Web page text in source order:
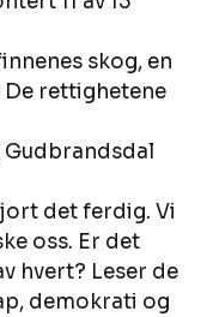
skog, en
rettighetene
Gudbrandsdal
det ferdig. Vi
oss. Er det
hvert? Leser de
demokrati og